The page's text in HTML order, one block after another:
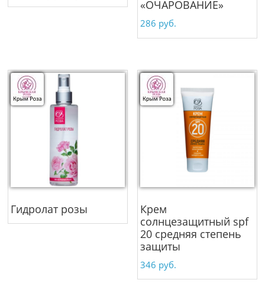
«ОЧАРОВАНИЕ»
286 руб.
Гидролат розы
Крем
солнцезащитный spf
20 средняя степень
защиты
346 руб.